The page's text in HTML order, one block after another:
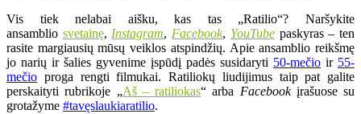
Vis tiek nelabai aišku, kas tas „Ratilio“? Naršykite
ansamblio svetainę, Instagram, Facebook, YouTubepaskyras – ten
rasite margiausių mūsų veiklos atspindžių. Apie ansamblio reikšmę
jo narių ir šalies gyvenime įspūdį padės susidaryti 50-mečio ir 55-
mečio proga rengti filmukai. Ratiliokų liudijimus taip pat galite
perskaityti rubrikoje „Aš – ratiliokas“ arba Facebookįrašuose su
grotažyme #tavęslaukiaratilio.